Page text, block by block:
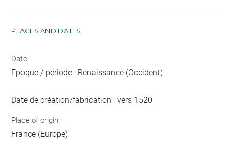
PLACES AND DATES
Date
Epoque / période : Renaissance (Occident)
Date de création/fabrication : vers 1520
Place of origin
France (Europe)